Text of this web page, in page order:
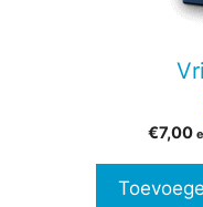
€7,00